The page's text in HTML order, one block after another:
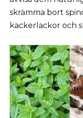
skrämma bort
kackerlackor och